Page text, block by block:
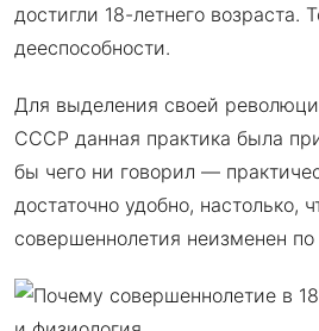
достигли 18-летнего возраста.
дееспособности.
Для выделения своей
СССР данная практика была
бы чего ни говорил —
достаточно удобно, настолько,
совершеннолетия неизменен